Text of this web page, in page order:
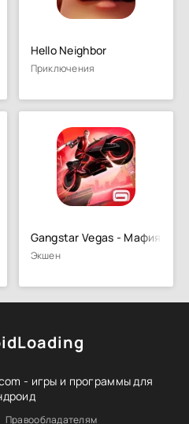
Hello Neighbor
Приключения
Gangstar Vegas - Мафия в
Экшен
- игры и программы для
Правообладателям